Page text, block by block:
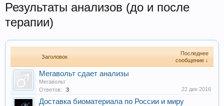
Результаты анализов (до и после
терапии)
Заголовок
Последнее
сообщение ↓
Мегавольт сдает анализы
Мегавольт
Ответов:
3 22 дек 2016
Доставка биоматериала по России и миру